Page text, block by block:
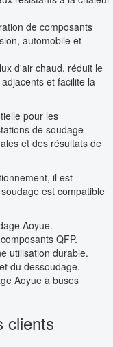
de composants
automobile et
d'air chaud, réduit le
et facilite la
pour les
de soudage
et des résultats de
il est
est compatible
Aoyue.
QFP.
utilisation durable.
du dessoudage.
Aoyue à buses
clients